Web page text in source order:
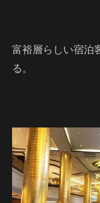
富裕層らしい宿泊
る。